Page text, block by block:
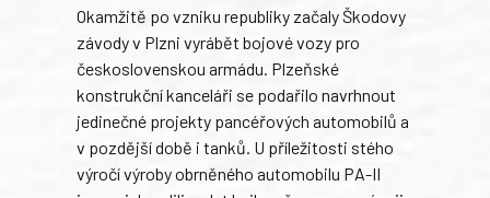
Okamžitě po vzniku republiky začaly Škodovy
závody v Plzni vyrábět bojové vozy pro
československou armádu. Plzeňské
konstrukční kanceláři se podařilo navrhnout
jedinečné projekty pancéřových automobilů a
v pozdější době i tanků. U příležitosti stého
výročí výroby obrněného automobilu PA-II